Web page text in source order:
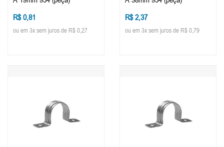
R$ 0,81
ou em 3x sem juros de R$ 0,27
R$ 2,37
ou em 3x sem juros de R$ 0,79